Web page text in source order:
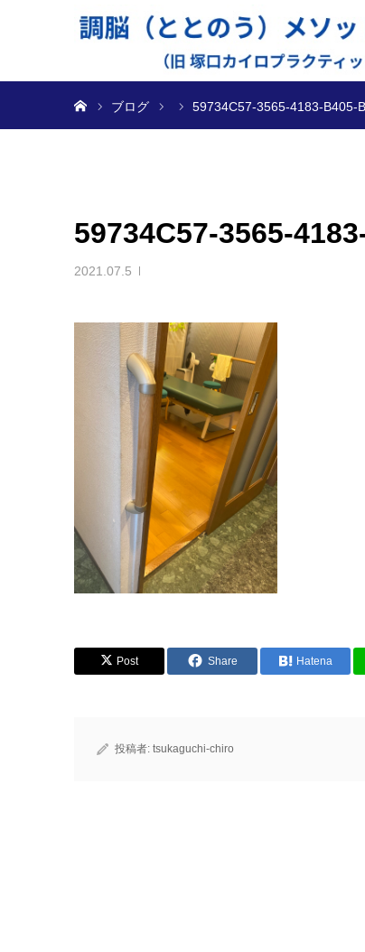
ブログ 59734C57-3565-4183-B405-
59734C57-3565-
2021.07.5
Post Share Hatena
投稿者: tsukaguchi-chiro